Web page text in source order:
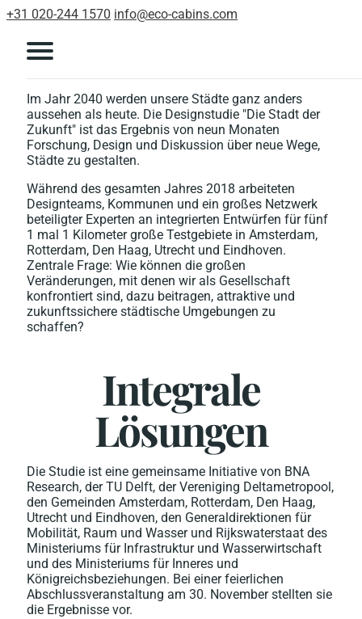
+31 020-244 1570 info@eco-cabins.com
Im Jahr 2040 werden unsere Städte ganz anders
aussehen als heute. Die Designstudie "Die Stadt der
Zukunft" ist das Ergebnis von neun Monaten
Forschung, Design und Diskussion über neue Wege,
Städte zu gestalten.
Während des gesamten Jahres 2018 arbeiteten
Designteams, Kommunen und ein großes Netzwerk
beteiligter Experten an integrierten Entwürfen für fünf
1 mal 1 Kilometer große Testgebiete in Amsterdam,
Rotterdam, Den Haag, Utrecht und Eindhoven.
Zentrale Frage: Wie können die großen
Veränderungen, mit denen wir als Gesellschaft
konfrontiert sind, dazu beitragen, attraktive und
zukunftssichere städtische Umgebungen zu
schaffen?
Integrale
Lösungen
Die Studie ist eine gemeinsame Initiative von BNA
Research, der TU Delft, der Vereniging Deltametropool,
den Gemeinden Amsterdam, Rotterdam, Den Haag,
Utrecht und Eindhoven, den Generaldirektionen für
Mobilität, Raum und Wasser und Rijkswaterstaat des
Ministeriums für Infrastruktur und Wasserwirtschaft
und des Ministeriums für Inneres und
Königreichsbeziehungen. Bei einer feierlichen
Abschlussveranstaltung am 30. November stellten sie
die Ergebnisse vor.